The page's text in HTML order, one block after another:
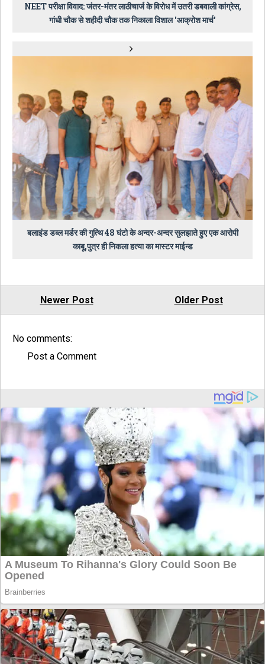
NEET परीक्षा विवाद: जंतर-मंतर लाठीचार्ज के विरोध में उतरी डबवाली कांग्रेस,
गांधी चौक से शहीदी चौक तक निकाला विशाल 'आक्रोश मार्च'
बलाइंड डब्ल मर्डर की गुत्थि 48 घंटो के अन्दर-अन्दर सुलझाते हुए एक आरोपी
काबू,पुत्र ही निकला हत्या का मास्टर माईन्ड
Newer Post Older Post
No comments:
Post a Comment